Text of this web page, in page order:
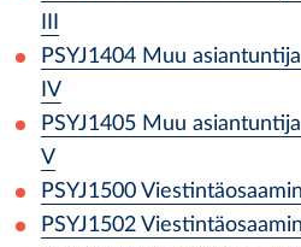
PSYJ1404 Muu
IV
PSYJ1405 Muu
V
PSYJ1500
PSYJ1502